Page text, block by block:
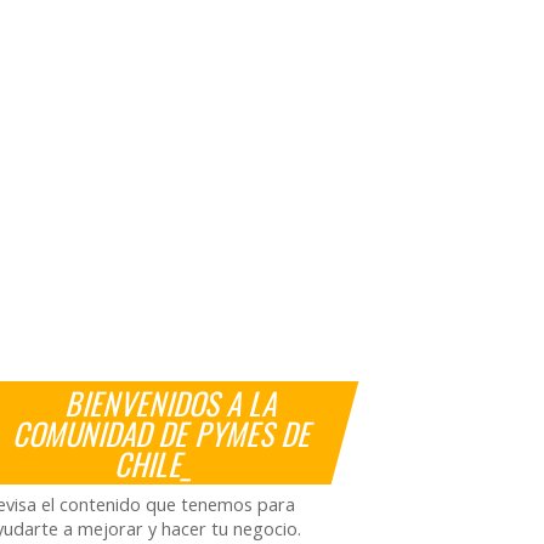
BIENVENIDOS A LA
COMUNIDAD DE PYMES DE
CHILE_
el contenido que tenemos para
a mejorar y hacer tu negocio.